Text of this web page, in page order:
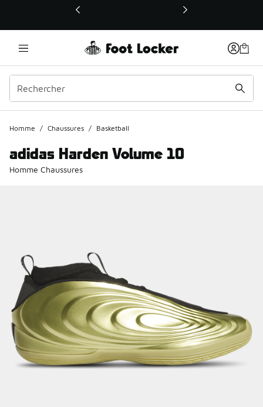
Ce lien ouvrira une nouvelle fenêtre
Homme / Chaussures / Basketball
adidas Harden Volume 10
Homme Chaussures